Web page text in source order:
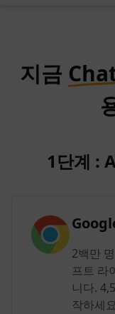
지금
1단계 :
2백만
프트 라
니다.
작하세